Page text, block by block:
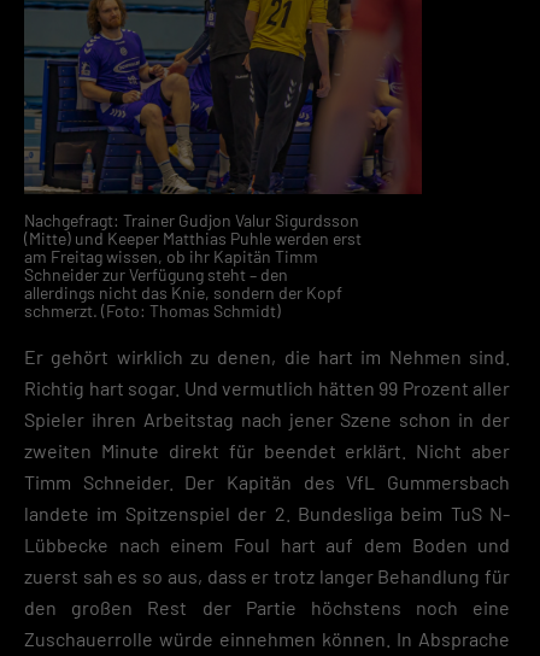
Nachgefragt: Trainer Gudjon Valur Sigurdsson
(Mitte) und Keeper Matthias Puhle werden erst
am Freitag wissen, ob ihr Kapitän Timm
Schneider zur Verfügung steht – den
allerdings nicht das Knie, sondern der Kopf
schmerzt. (Foto: Thomas Schmidt)
Er gehört wirklich zu denen, die hart im Nehmen sind.
Richtig hart sogar. Und vermutlich hätten 99 Prozent aller
Spieler ihren Arbeitstag nach jener Szene schon in der
zweiten Minute direkt für beendet erklärt. Nicht aber
Timm Schneider. Der Kapitän des VfL Gummersbach
landete im Spitzenspiel der 2. Bundesliga beim TuS N-
Lübbecke nach einem Foul hart auf dem Boden und
zuerst sah es so aus, dass er trotz langer Behandlung für
den großen Rest der Partie höchstens noch eine
Zuschauerrolle würde einnehmen können. In Absprache